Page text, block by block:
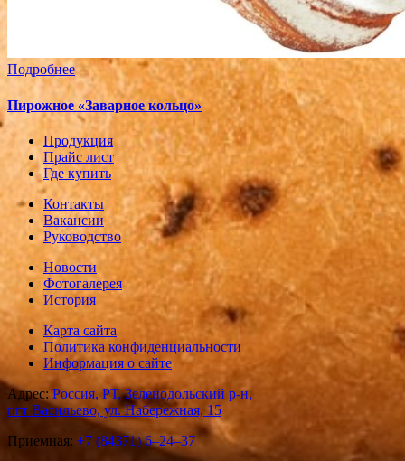
Подробнее
Пирожное «Заварное кольцо»
Продукция
Прайс лист
Где купить
Контакты
Вакансии
Руководство
Новости
Фотогалерея
История
Карта сайта
Политика конфиденциальности
Информация о сайте
Адрес: Россия, РТ, Зеленодольский р-н,
пгт Васильево, ул. Набережная, 15
Приемная: +7 (84371) 6‒24‒37